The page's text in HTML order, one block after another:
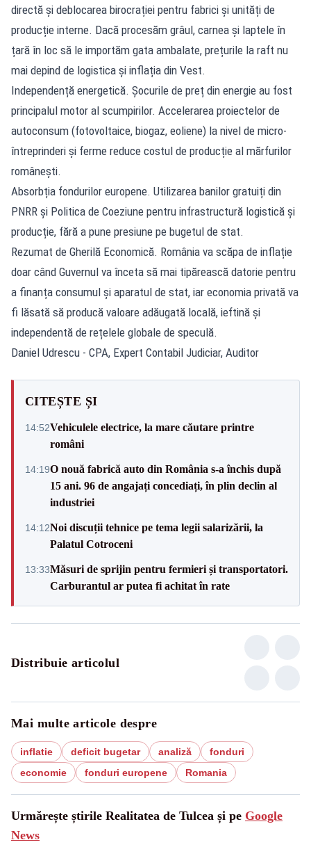
directă și deblocarea birocrației pentru fabrici și unități de
producție interne. Dacă procesăm grâul, carnea și laptele în
țară în loc să le importăm gata ambalate, prețurile la raft nu
mai depind de logistica și inflația din Vest.
Independență energetică. Șocurile de preț din energie au fost
principalul motor al scumpirilor. Accelerarea proiectelor de
autoconsum (fotovoltaice, biogaz, eoliene) la nivel de micro-
întreprinderi și ferme reduce costul de producție al mărfurilor
românești.
Absorbția fondurilor europene. Utilizarea banilor gratuiți din
PNRR și Politica de Coeziune pentru infrastructură logistică și
producție, fără a pune presiune pe bugetul de stat.
Rezumat de Gherilă Economică. România va scăpa de inflație
doar când Guvernul va înceta să mai tipărească datorie pentru
a finanța consumul și aparatul de stat, iar economia privată va
fi lăsată să producă valoare adăugată locală, ieftină și
independentă de rețelele globale de speculă.
Daniel Udrescu - CPA, Expert Contabil Judiciar, Auditor
CITEȘTE ȘI
14:52Vehiculele electrice, la mare căutare printre
români
14:19O nouă fabrică auto din România s-a închis după
15 ani. 96 de angajați concediați, în plin declin al
industriei
14:12Noi discuții tehnice pe tema legii salarizării, la
Palatul Cotroceni
13:33Măsuri de sprijin pentru fermieri și transportatori.
Carburantul ar putea fi achitat în rate
Distribuie articolul
Mai multe articole despre
inflatie deficit bugetar analiză
fonduri
economie
fonduri europene Romania
Urmărește știrile Realitatea de Tulcea și pe Google
News